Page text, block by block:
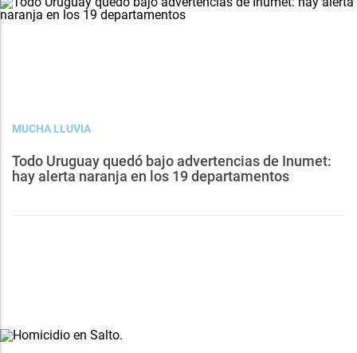
MUCHA LLUVIA
Todo Uruguay quedó bajo advertencias de Inumet:
hay alerta naranja en los 19 departamentos